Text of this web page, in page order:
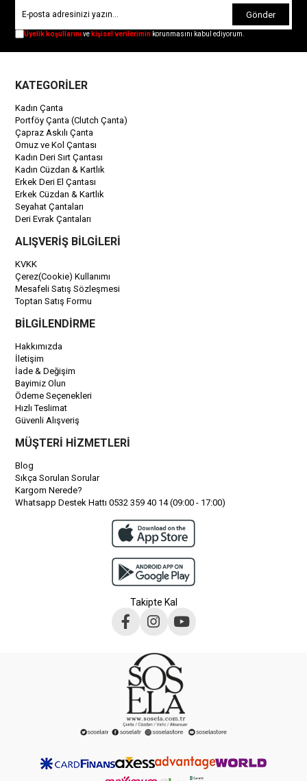
Gönder
Üyelik koşullarınıve kişisel verilerimin korunmasını kabul ediyorum.
KATEGORİLER
Kadın Çanta
Portföy Çanta (Clutch Çanta)
Çapraz Askılı Çanta
Omuz ve Kol Çantası
Kadın Deri Sırt Çantası
Kadın Cüzdan & Kartlık
Erkek Deri El Çantası
Erkek Cüzdan & Kartlık
Seyahat Çantaları
Deri Evrak Çantaları
ALIŞVERİŞ BİLGİLERİ
KVKK
Çerez(Cookie) Kullanımı
Mesafeli Satış Sözleşmesi
Toptan Satış Formu
BİLGİLENDİRME
Hakkımızda
İletişim
İade & Değişim
Bayimiz Olun
Ödeme Seçenekleri
Hızlı Teslimat
Güvenli Alışveriş
MÜŞTERİ HİZMETLERİ
Blog
Sıkça Sorulan Sorular
Kargom Nerede?
Whatsapp Destek Hattı 0532 359 40 14 (09:00 - 17:00)
Takipte Kal